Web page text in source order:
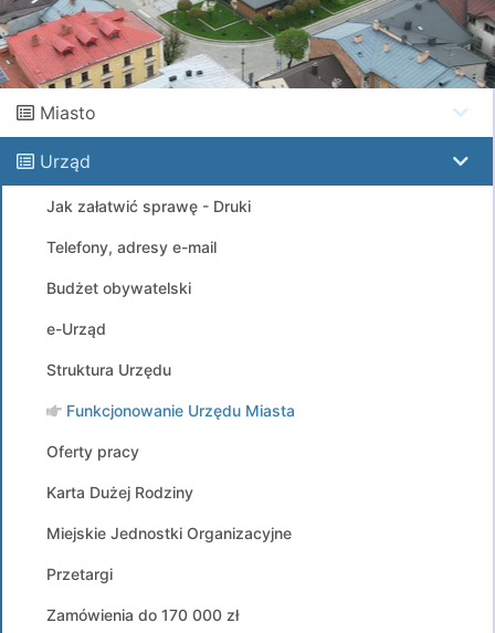
Miasto
Urząd
Jak załatwić sprawę - Druki
Telefony, adresy e-mail
Budżet obywatelski
e-Urząd
Struktura Urzędu
Funkcjonowanie Urzędu Miasta
Oferty pracy
Karta Dużej Rodziny
Miejskie Jednostki Organizacyjne
Przetargi
Zamówienia do 170 000 zł